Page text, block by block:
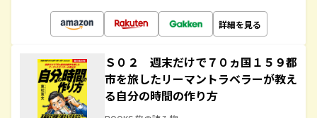
詳細を見る
Ｓ０２ 週末だけで７０ヵ国１５９都
市を旅したリーマントラベラーが教え
る自分の時間の作り方